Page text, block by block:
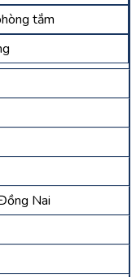
tắm
Nai